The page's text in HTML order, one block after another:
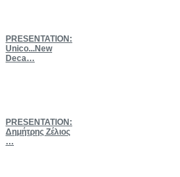
PRESENTATION:
Unico...New
Deca…
PRESENTATION:
Δημήτρης Ζέλιος
…